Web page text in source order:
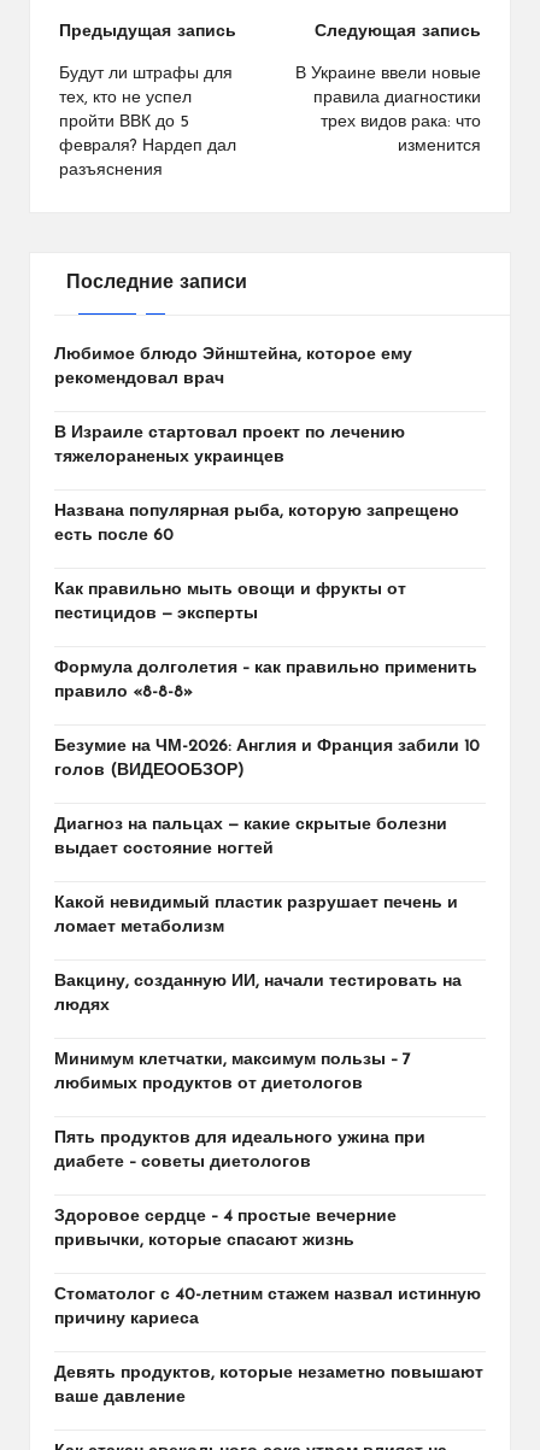
Навигация
по
записям
Предыдущая запись
Будут ли штрафы для
тех, кто не успел
пройти ВВК до 5
февраля? Нардеп дал
разъяснения
Следующая запись
В Украине ввели новые
правила диагностики
трех видов рака: что
изменится
Последние записи
Любимое блюдо Эйнштейна, которое ему
рекомендовал врач
В Израиле стартовал проект по лечению
тяжелораненых украинцев
Названа популярная рыба, которую запрещено
есть после 60
Как правильно мыть овощи и фрукты от
пестицидов — эксперты
Формула долголетия – как правильно применить
правило «8-8-8»
Безумие на ЧМ-2026: Англия и Франция забили 10
голов (ВИДЕООБЗОР)
Диагноз на пальцах — какие скрытые болезни
выдает состояние ногтей
Какой невидимый пластик разрушает печень и
ломает метаболизм
Вакцину, созданную ИИ, начали тестировать на
людях
Минимум клетчатки, максимум пользы – 7
любимых продуктов от диетологов
Пять продуктов для идеального ужина при
диабете – советы диетологов
Здоровое сердце – 4 простые вечерние
привычки, которые спасают жизнь
Стоматолог с 40-летним стажем назвал истинную
причину кариеса
Девять продуктов, которые незаметно повышают
ваше давление